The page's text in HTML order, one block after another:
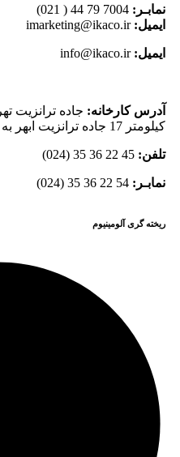
نمابـر:7004 79 44 ( 021)
ایمیل:imarketing@ikaco.ir
ایمیل:info@ikaco.ir
آدرس کارخانه:جاده ترانزیت
کیلومتر 17 جاده ترانزیت ابهر به تاکستان، مقابل روستای قروه
تلفن:45 22 36 35 (024)
نمابـر:54 22 36 35 (024)
ریخته گری آلومینیوم